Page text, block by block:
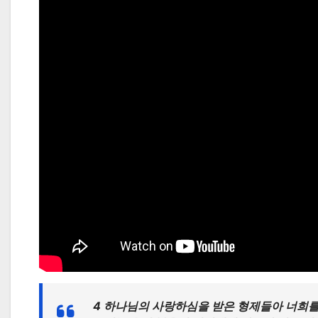
4 하나님의 사랑하심을 받은 형제들아 너희